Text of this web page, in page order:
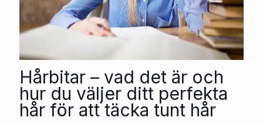
Hårbitar – vad det är och
hur du väljer ditt perfekta
hår för att täcka tunt hår